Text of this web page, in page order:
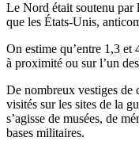
Le Nord était soutenu par
que les États-Unis,
On estime qu’entre 1,3
à proximité ou sur l’un
De nombreux vestiges de
visités sur les sites de la
s’agisse de musées, de
bases militaires.